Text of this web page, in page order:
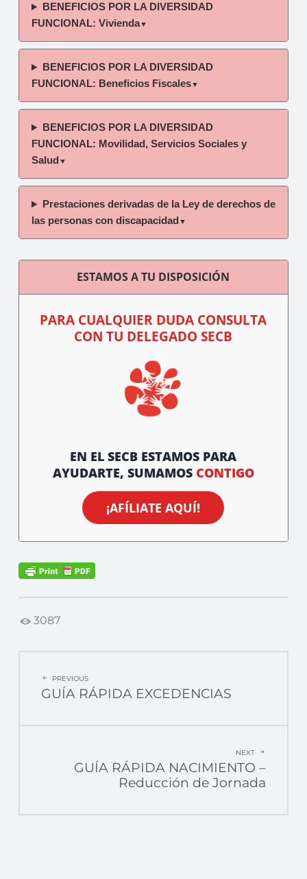
BENEFICIOS POR LA DIVERSIDAD
FUNCIONAL: Vivienda▼
BENEFICIOS POR LA DIVERSIDAD
FUNCIONAL: Beneficios Fiscales▼
BENEFICIOS POR LA DIVERSIDAD
FUNCIONAL: Movilidad, Servicios Sociales y
Salud ▼
Prestaciones derivadas de la Ley de derechos de
las personas con discapacidad ▼
ESTAMOS A TU DISPOSICIÓN
PARA CUALQUIER DUDA CONSULTA
CON TU DELEGADO SECB
EN EL SECB ESTAMOS PARA
AYUDARTE, SUMAMOS CONTIGO
¡AFÍLIATE AQUÍ!
3087
POST
NAVIGATION
PREVIOUS
GUÍA RÁPIDA EXCEDENCIAS
NEXT
GUÍA RÁPIDA NACIMIENTO –
Reducción de Jornada